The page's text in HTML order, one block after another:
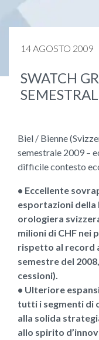
14 AGOSTO 2009
SWATCH
Biel / Bienne
semestrale 2009 –
difficile contesto
• Eccellente
esportazioni della
orologiera
milioni di CHF nei
rispetto al record
semestre del
cessioni).
• Ulteriore
tutti i segmenti di
alla solida
allo spirito